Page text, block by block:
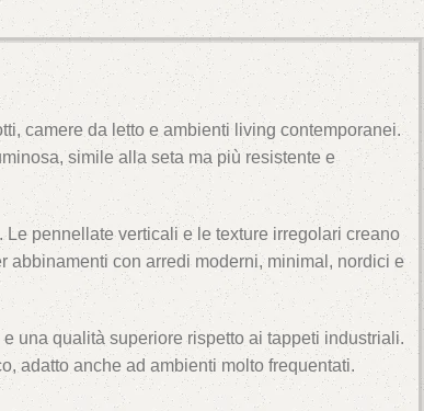
camere da letto e ambienti living contemporanei.
simile alla seta ma più resistente e
pennellate verticali e le texture irregolari creano
abbinamenti con arredi moderni, minimal, nordici e
una qualità superiore rispetto ai tappeti industriali.
adatto anche ad ambienti molto frequentati.